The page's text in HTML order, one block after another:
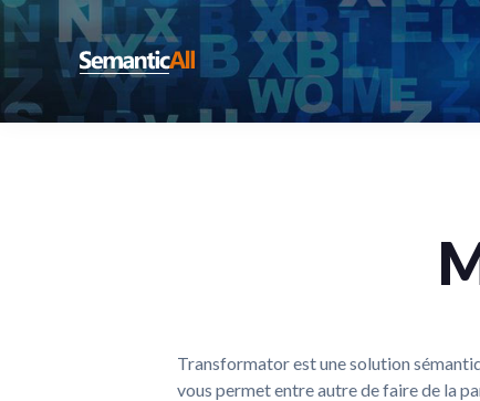
Passer
à
la
navigation
principale
Passer
au
contenu
principal
Passer
au
pied
de
page
Semanticall
Solutions
sémantiques
Transformator est une solution
vous permet entre autre de faire de la